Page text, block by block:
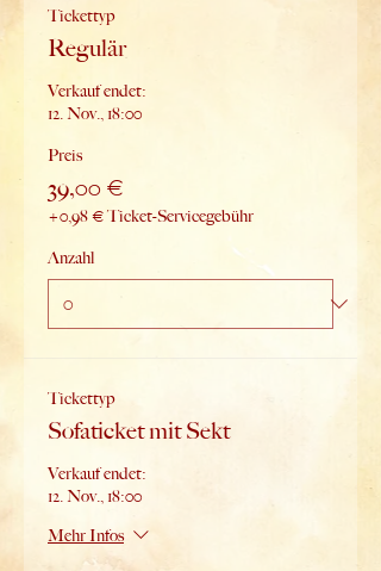
Tickettyp
Regulär
Verkauf endet:
12. Nov., 18:00
Preis
39,00 €
+0,98 € Ticket-Servicegebühr
Anzahl
Tickettyp
Sofaticket mit Sekt
Verkauf endet:
12. Nov., 18:00
Mehr Infos